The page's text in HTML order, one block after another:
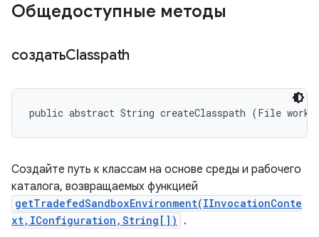
Общедоступные методы
создатьClasspath
public abstract String createClasspath (File
Создайте путь к классам на основе среды и рабочего
каталога, возвращаемых функцией
getTradefedSandboxEnvironment(IInvocationConte
xt,IConfiguration,String[])
.